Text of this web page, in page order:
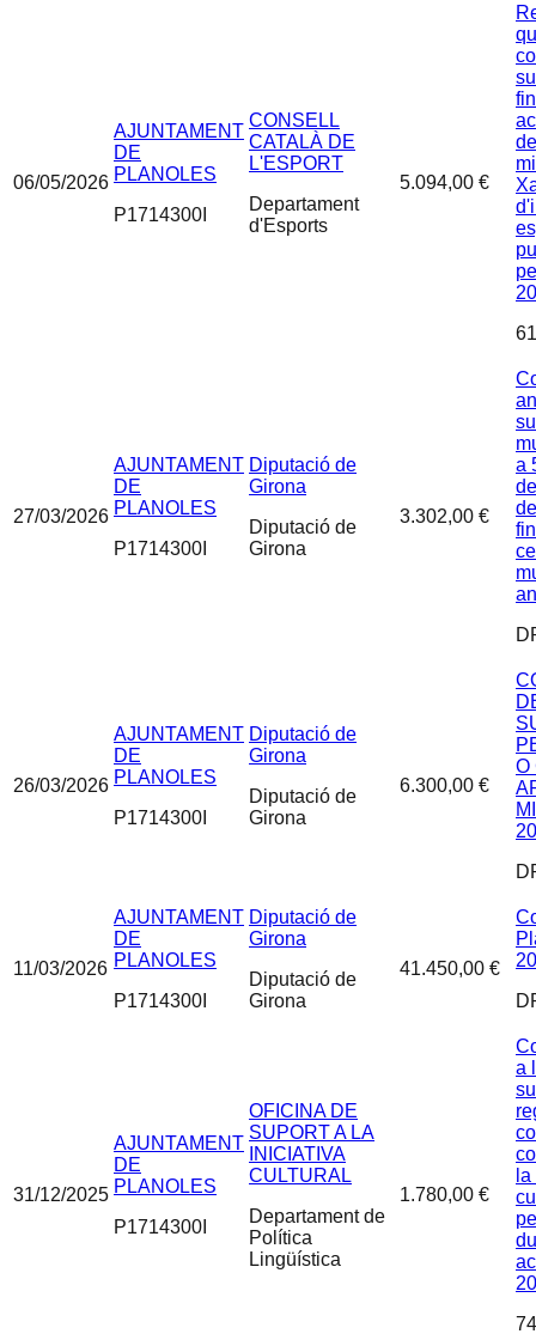
06/05/2026
AJUNTAMENT
DE
PLANOLES
P1714300I
CONSELL
CATALÀ DE
L'ESPORT
Departament
d'Esports
5.094,00 €
27/03/2026
AJUNTAMENT
DE
PLANOLES
P1714300I
Diputació de
Girona
Diputació de
Girona
3.302,00 €
a
26/03/2026
AJUNTAMENT
DE
PLANOLES
P1714300I
Diputació de
Girona
Diputació de
Girona
6.300,00 €
O
11/03/2026
AJUNTAMENT
DE
PLANOLES
P1714300I
Diputació de
Girona
Diputació de
Girona
41.450,00 €
31/12/2025
AJUNTAMENT
DE
PLANOLES
P1714300I
OFICINA DE
SUPORT A LA
INICIATIVA
CULTURAL
Departament de
Política
Lingüística
1.780,00 €
a